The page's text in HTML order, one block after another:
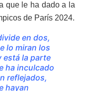
que le ha dado a la
de París 2024.
en dos,
lo miran los
está la parte
ha inculcado
reflejados,
hayan